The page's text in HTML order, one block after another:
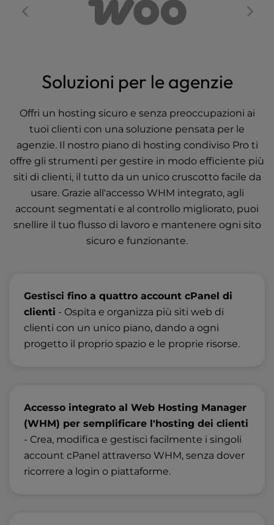
Soluzioni per le agenzie
Offri un hosting sicuro e senza preoccupazioni ai
tuoi clienti con una soluzione pensata per le
agenzie. Il nostro piano di hosting condiviso Pro ti
offre gli strumenti per gestire in modo efficiente più
siti di clienti, il tutto da un unico cruscotto facile da
usare. Grazie all'accesso WHM integrato, agli
account segmentati e al controllo migliorato, puoi
snellire il tuo flusso di lavoro e mantenere ogni sito
sicuro e funzionante.
Gestisci fino a quattro account cPanel di
clienti - Ospita e organizza più siti web di
clienti con un unico piano, dando a ogni
progetto il proprio spazio e le proprie risorse.
Accesso integrato al Web Hosting Manager
(WHM) per semplificare l'hosting dei clienti
- Crea, modifica e gestisci facilmente i singoli
account cPanel attraverso WHM, senza dover
ricorrere a login o piattaforme.